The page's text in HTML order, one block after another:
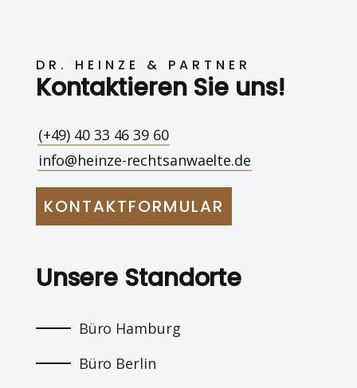
DR. HEINZE & PARTNER
Kontaktieren Sie uns!
(+49) 40 33 46 39 60
info@heinze-rechtsanwaelte.de
KONTAKTFORMULAR
Unsere Standorte
Büro Hamburg
Büro Berlin